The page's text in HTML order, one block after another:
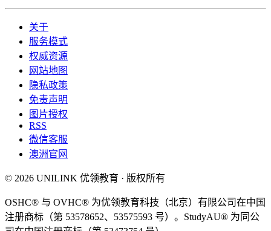
关于
服务模式
权威资源
网站地图
隐私政策
免责声明
图片授权
RSS
微信客服
澳洲官网
© 2026 UNILINK 优领教育 · 版权所有
OSHC® 与 OVHC® 为优领教育科技（北京）有限公司在中国
注册商标（第 53578652、53575593 号）。StudyAU® 为同公